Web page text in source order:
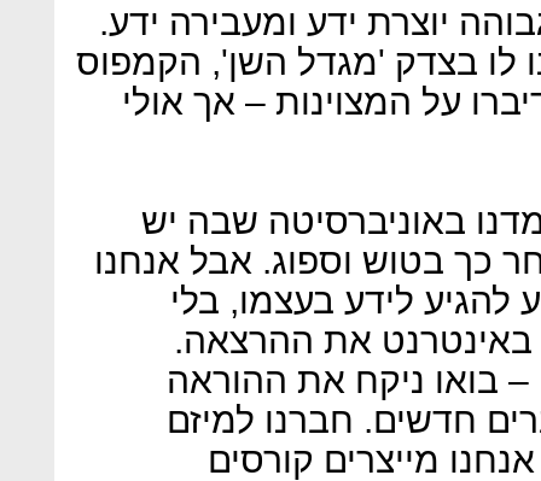
יוצרת ידע ומעבירה ידע.
לו בצדק 'מגדל השן', הקמפוס
על המצוינות – אך אולי
באוניברסיטה שבה יש
כך בטוש וספוג. אבל אנחנו
להגיע לידע בעצמו, בלי
באינטרנט את ההרצאה.
בואו ניקח את ההוראה
חדשים. חברנו למיזם
מייצרים קורסים